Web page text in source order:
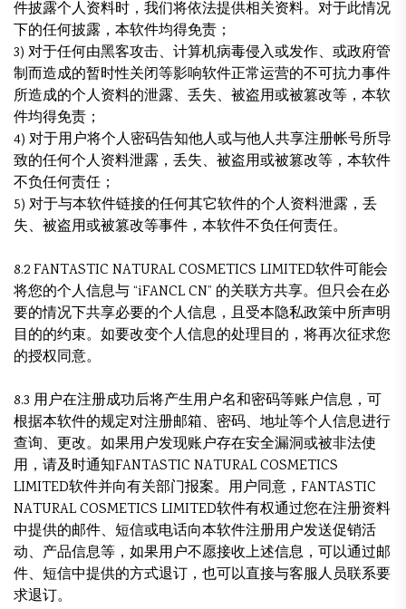
件披露个人资料时，我们将依法提供相关资料。对于此情况
下的任何披露，本软件均得免责；
3) 对于任何由黑客攻击、计算机病毒侵入或发作、或政府管
制而造成的暂时性关闭等影响软件正常运营的不可抗力事件
所造成的个人资料的泄露、丢失、被盗用或被篡改等，本软
件均得免责；
4) 对于用户将个人密码告知他人或与他人共享注册帐号所导
致的任何个人资料泄露，丢失、被盗用或被篡改等，本软件
不负任何责任；
5) 对于与本软件链接的任何其它软件的个人资料泄露，丢
失、被盗用或被篡改等事件，本软件不负任何责任。
8.2 FANTASTIC NATURAL COSMETICS LIMITED软件可能会
将您的个人信息与 “iFANCL CN” 的关联方共享。但只会在必
要的情况下共享必要的个人信息，且受本隐私政策中所声明
目的的约束。如要改变个人信息的处理目的，将再次征求您
的授权同意。
8.3 用户在注册成功后将产生用户名和密码等账户信息，可
根据本软件的规定对注册邮箱、密码、地址等个人信息进行
查询、更改。如果用户发现账户存在安全漏洞或被非法使
用，请及时通知FANTASTIC NATURAL COSMETICS
LIMITED软件并向有关部门报案。用户同意，FANTASTIC
NATURAL COSMETICS LIMITED软件有权通过您在注册资料
中提供的邮件、短信或电话向本软件注册用户发送促销活
动、产品信息等，如果用户不愿接收上述信息，可以通过邮
件、短信中提供的方式退订，也可以直接与客服人员联系要
求退订。